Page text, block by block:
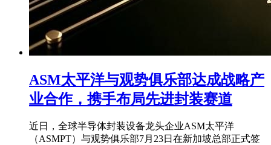
ASM太平洋与观势俱乐部达成战略产
业合作，携手布局先进封装赛道
近日，全球半导体封装设备龙头企业ASM太平洋
（ASMPT）与观势俱乐部7月23日在新加坡总部正式签